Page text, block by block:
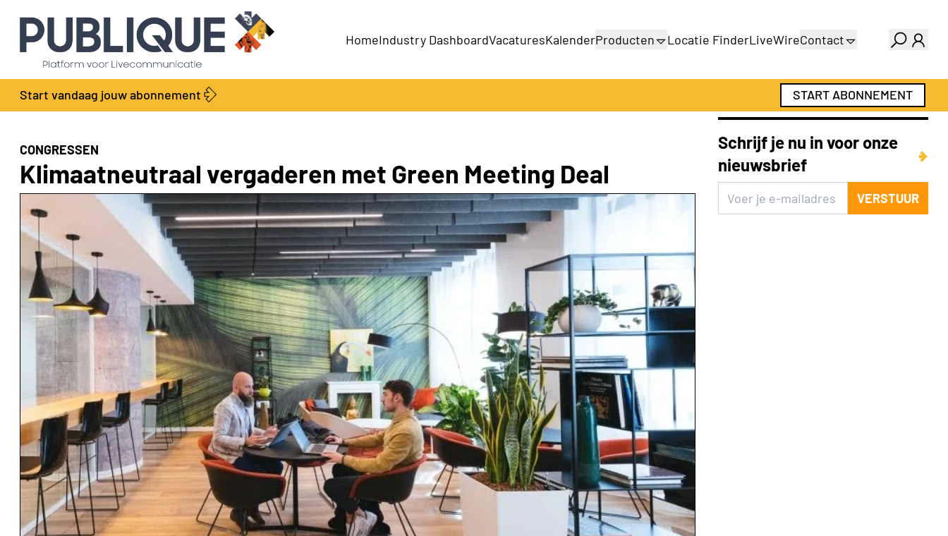
HomeIndustry DashboardVacaturesKalenderProducten
Productengids
Locatie FinderLiveWireContact
Adverteren
Abonnementen
Start vandaag jouw abonnement START ABONNEMENT
CONGRESSEN
Klimaatneutraal vergaderen met Green Meeting Deal
Schrijf je nu in voor onze
nieuwsbrief
VERSTUUR